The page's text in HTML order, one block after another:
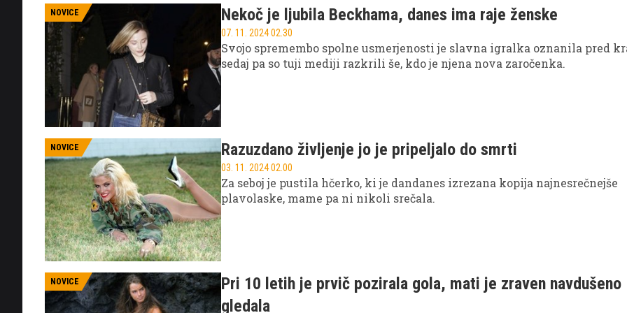
NOVICE Nekoč je ljubila Beckhama, danes ima raje ženske
07. 11. 2024 02.30
Svojo spremembo spolne usmerjenosti je slavna igralka oznanila pred
sedaj pa so tuji mediji razkrili še, kdo je njena nova zaročenka.
NOVICE Razuzdano življenje jo je pripeljalo do smrti
03. 11. 2024 02.00
Za seboj je pustila hčerko, ki je dandanes izrezana kopija najnesrečnejše
plavolaske, mame pa ni nikoli srečala.
NOVICE
Pri 10 letih je prvič pozirala gola, mati je zraven navdušeno
gledala